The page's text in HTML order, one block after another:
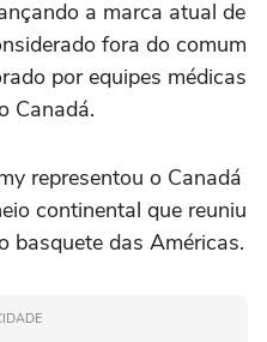
a marca atual de
fora do comum
por equipes médicas
Canadá.
representou o Canadá
continental que reuniu
basquete das Américas.